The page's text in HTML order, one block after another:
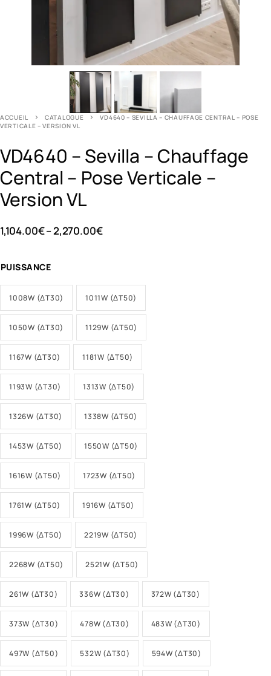
ACCUEIL CATALOGUE
VD4640 – SEVILLA – CHAUFFAGE CENTRAL – POSE
VERTICALE – VERSION VL
VD4640 – Sevilla – Chauffage
Central – Pose Verticale –
Version VL
1,104.00€–2,270.00€
PUISSANCE
1008W (ΔT30) 1011W (ΔT50)
1050W (ΔT30) 1129W (ΔT50)
1167W (ΔT30) 1181W (ΔT50)
1193W (ΔT30) 1313W (ΔT50)
1326W (ΔT30) 1338W (ΔT50)
1453W (ΔT50) 1550W (ΔT50)
1616W (ΔT50) 1723W (ΔT50)
1761W (ΔT50) 1916W (ΔT50)
1996W (ΔT50) 2219W (ΔT50)
2268W (ΔT50) 2521W (ΔT50)
261W (ΔT30) 336W (ΔT30) 372W (ΔT30)
373W (ΔT30) 478W (ΔT30) 483W (ΔT30)
497W (ΔT50) 532W (ΔT30) 594W (ΔT30)